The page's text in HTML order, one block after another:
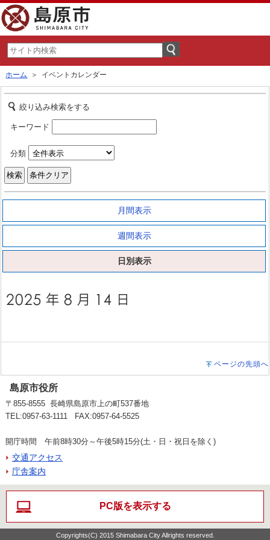
ホーム ＞ イベントカレンダー
絞り込み検索をする
キーワード
分類
月間表示
週間表示
日別表示
ページの先頭へ
島原市役所
〒855-8555 長崎県島原市上の町537番地
TEL:0957-63-1111 FAX:0957-64-5525
開庁時間 午前8時30分～午後5時15分(土・日・祝日を除く)
交通アクセス
庁舎案内
PC版を表示する
Copyrights(C) 2015 Shimabara City Allrights reserved.